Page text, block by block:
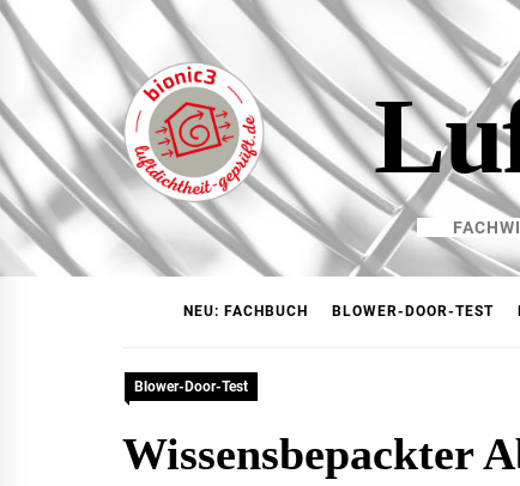
Skip
content
NEU: FACHBUCH BLOWER-DOOR-TEST
Blower-Door-Test
Wissensbepackter